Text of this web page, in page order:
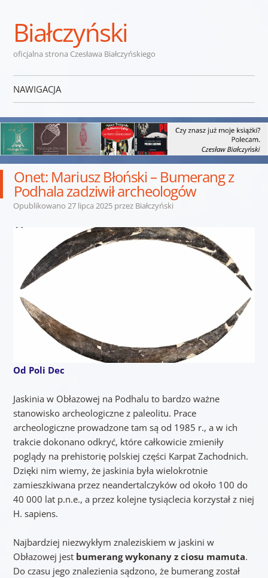
Białczyński
oficjalna strona Czesława Białczyńskiego
NAWIGACJA
Onet: Mariusz Błoński – Bumerang z
Podhala zadziwił archeologów
Opublikowano 27 lipca 2025przez Białczyński
Od Poli Dec
Jaskinia w Obłazowej na Podhalu to bardzo ważne
stanowisko archeologiczne z paleolitu. Prace
archeologiczne prowadzone tam są od 1985 r., a w ich
trakcie dokonano odkryć, które całkowicie zmieniły
poglądy na prehistorię polskiej części Karpat Zachodnich.
Dzięki nim wiemy, że jaskinia była wielokrotnie
zamieszkiwana przez neandertalczyków od około 100 do
40 000 lat p.n.e., a przez kolejne tysiąclecia korzystał z niej
H. sapiens.
Najbardziej niezwykłym znaleziskiem w jaskini w
Obłazowej jest bumerang wykonany z ciosu mamuta.
Do czasu jego znalezienia sądzono, że bumerang został